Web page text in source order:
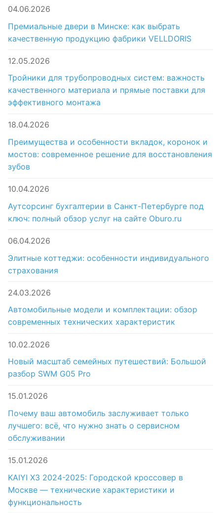
04.06.2026
Премиальные двери в Минске: как выбрать
качественную продукцию фабрики VELLDORIS
12.05.2026
Тройники для трубопроводных систем: важность
качественного материала и прямые поставки для
эффективного монтажа
18.04.2026
Преимущества и особенности вкладок, коронок и
мостов: современное решение для восстановления
зубов
10.04.2026
Аутсорсинг бухгалтерии в Санкт-Петербурге под
ключ: полный обзор услуг на сайте Oburo.ru
06.04.2026
Элитные коттеджи: особенности индивидуального
страхования
24.03.2026
Автомобильные модели и комплектации: обзор
современных технических характеристик
10.02.2026
Новый масштаб семейных путешествий: Большой
разбор SWM G05 Pro
15.01.2026
Почему ваш автомобиль заслуживает только
лучшего: всё, что нужно знать о сервисном
обслуживании
15.01.2026
KAIYI X3 2024-2025: Городской кроссовер в
Москве — технические характеристики и
функциональность